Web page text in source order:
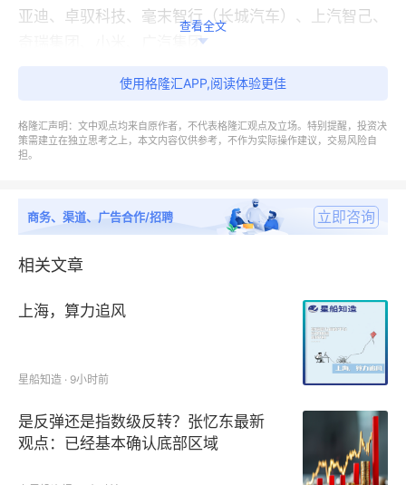
亚迪、卓驭科技、毫末智行（长城汽车）、上汽智己、
奇瑞集团、小米、广汽集团
按照不同产品类型，包括如下几个类别：感知认知模型
化、模块化端到端、单一神经网络
按照不同应用，主要包括如下几个方面：乘用车、重
无图纯视觉智驾系统报告主要研究范围有：
及行业发展总体概况、有利和不利因素、进入壁垒等；
第2章：全球市场总体规模、中国地区总体规模，包括
主要地区无图纯视觉智驾系统总体规模及市场份额等；
第3章：行业竞争格局分析，包括全球市场企业无图纯
视觉智驾系统收入排名及市场份额、中国市场企业无图
查看全文
使用格隆汇APP,阅读体验更佳
格隆汇声明：文中观点均来自原作者，不代表格隆汇观点及立场。特别提醒，投资决
策需建立在独立思考之上，本文内容仅供参考，不作为实际操作建议，交易风险自
担。
商务、渠道、广告合作/招聘 立即咨询
相关文章
上海，算力追风
星船知造 · 9小时前
是反弹还是指数级反转？张忆东最新
观点：已经基本确认底部区域